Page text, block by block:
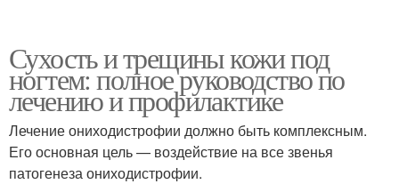
Сухость и трещины кожи под
ногтем: полное руководство по
лечению и профилактике
Лечение ониходистрофии должно быть комплексным.
Его основная цель — воздействие на все звенья
патогенеза ониходистрофии.